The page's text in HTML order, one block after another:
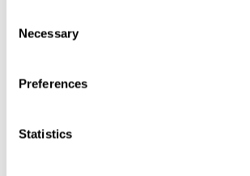
Selection
Necessary
Preferences
Statistics
، إذا لم يتم استخدام المهارات المعرفية بشكل
يوفر الموارد لهذا النمط من التنشيط العصبي. هذا
تلك الوظيفة المعرفية ، مما يجعلنا أقل